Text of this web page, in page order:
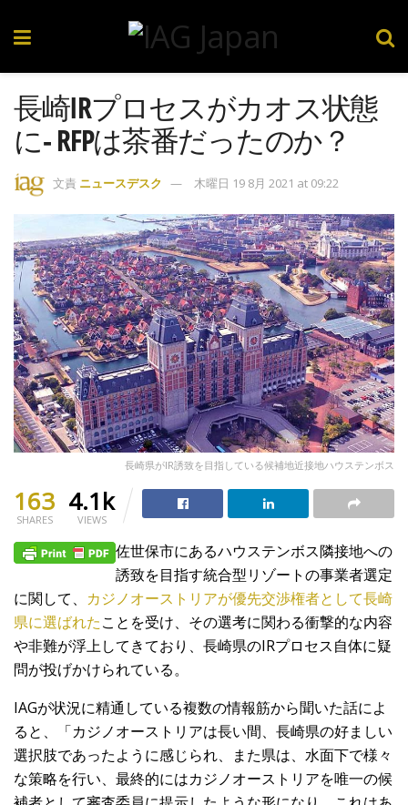
長崎IRプロセスがカオス状態
に- RFPは茶番だったのか？
文責 ニュースデスク 木曜日 19 8月 2021 at 09:22
長崎県がIR誘致を目指している候補地近接地ハウステンボス
163
SHARES
4.1k
VIEWS
佐世保市にあるハウステンボス隣接地への
誘致を目指す統合型リゾートの事業者選定
に関して、 カジノオーストリアが優先交渉権者として長崎
県に選ばれたことを受け、その選考に関わる衝撃的な内容
や非難が浮上してきており、長崎県のIRプロセス自体に疑
問が投げかけられている。
IAGが状況に精通している複数の情報筋から聞いた話によ
ると、「カジノオーストリアは長い間、長崎県の好ましい
選択肢であったように感じられ、また県は、水面下で様々
な策略を行い、最終的にはカジノオーストリアを唯一の候